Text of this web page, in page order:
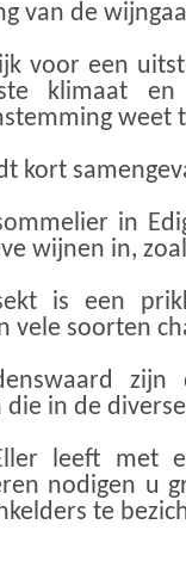
van de
voor een
klimaat
weet
kort
in
wijnen in,
is een
vele soorten
die in de
Eller leeft met
nodigen u
te